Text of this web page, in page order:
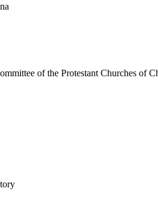
of the Protestant Churches of